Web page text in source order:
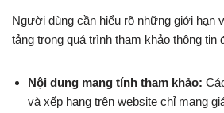
Người dùng cần hiểu rõ những giới hạn
tảng trong quá trình tham khảo thông tin
Nội dung mang tính tham khảo:
và xếp hạng trên website chỉ mang